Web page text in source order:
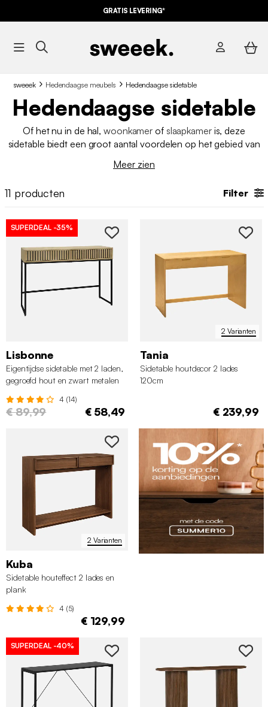
GRATIS LEVERING*
sweeek Hedendaagse meubels Hedendaagse sidetable
Hedendaagse sidetable
Of het nu in de hal,woonkamer of slaapkameris, deze
sidetable biedt een groot aantal voordelen op het gebied van
tijd is geëvolueerd, blijft het eeneigentijds meubelstuk
van verschillende consoles aangepast aan uw verwachtingen.
Meer zien
11 producten Filter
SUPERDEAL -35%
Lisbonne
Eigentijdse sidetable met 2 laden,
gegroefd hout en zwart metalen
4 (14)
€ 89,99 € 58,49
2 Varianten
Tania
Sidetable houtdecor 2 lades
120cm
€ 239,99
2 Varianten
Kuba
Sidetable houteffect 2 lades en
plank
4 (5)
€ 129,99
SUPERDEAL -40%